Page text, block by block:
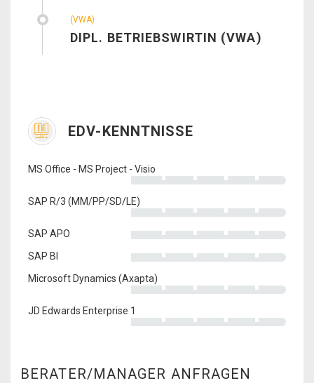
(VWA)
DIPL. BETRIEBSWIRTIN (VWA)
EDV-KENNTNISSE
MS Office - MS Project - Visio
SAP R/3 (MM/PP/SD/LE)
SAP APO
SAP BI
Microsoft Dynamics (Axapta)
JD Edwards Enterprise 1
BERATER/MANAGER ANFRAGEN